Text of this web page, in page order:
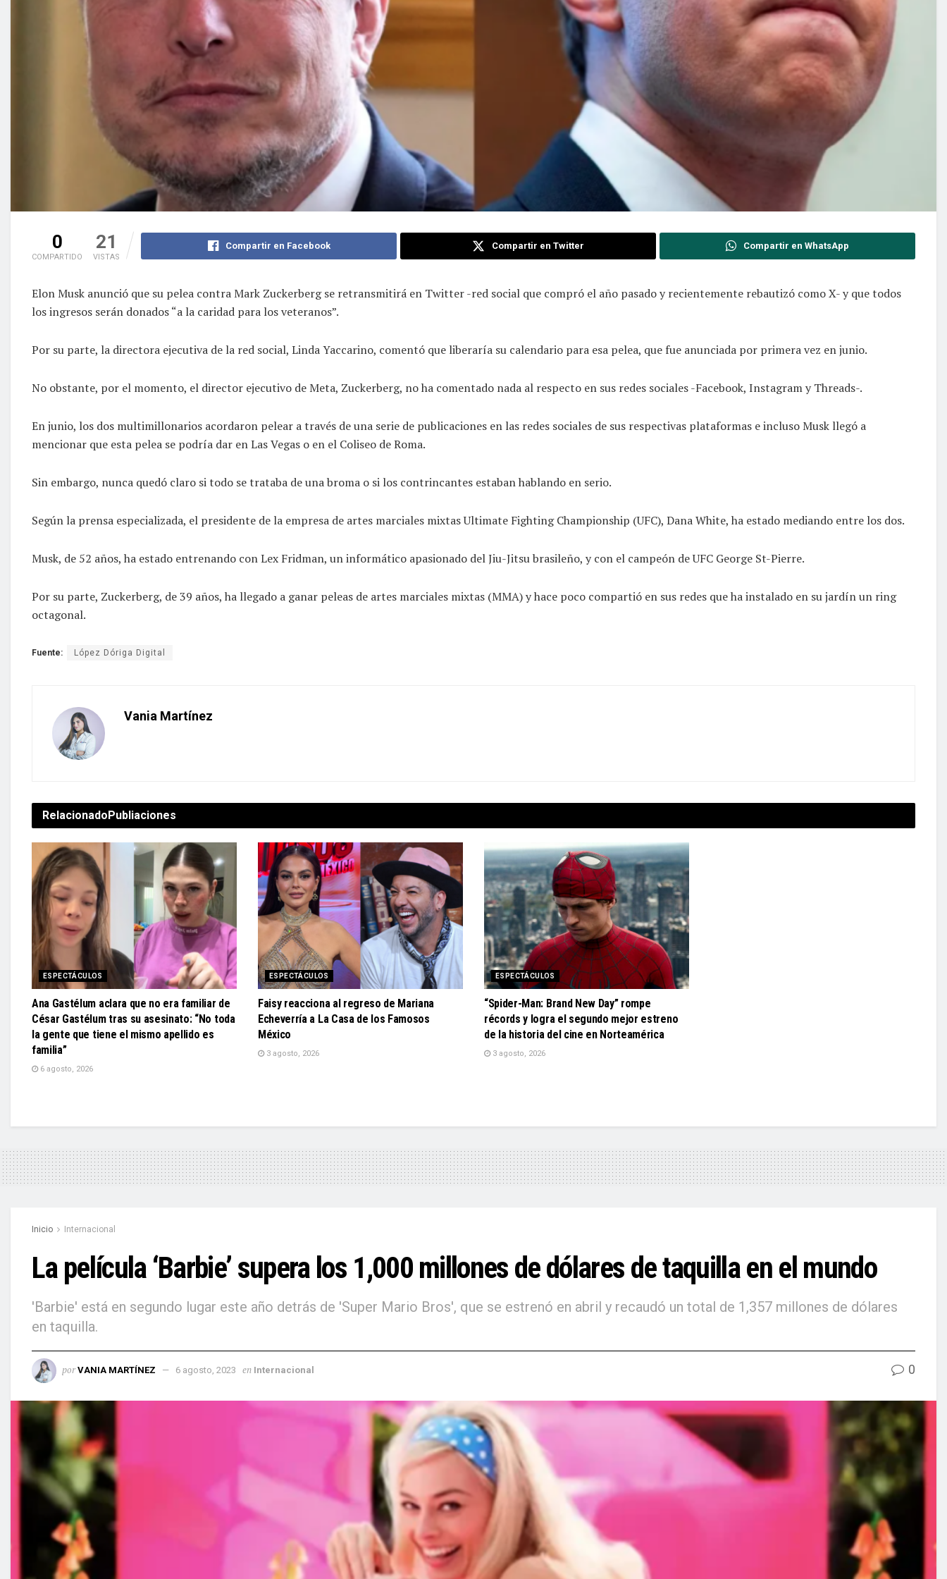
0
COMPARTIDO
21
VISTAS
Compartir en Facebook Compartir en Twitter Compartir en WhatsApp
Elon Musk anunció que su pelea contra Mark Zuckerberg se retransmitirá en Twitter -red social que compró el año pasado y recientemente rebautizó como X- y que todos
los ingresos serán donados “a la caridad para los veteranos”.
Por su parte, la directora ejecutiva de la red social, Linda Yaccarino, comentó que liberaría su calendario para esa pelea, que fue anunciada por primera vez en junio.
No obstante, por el momento, el director ejecutivo de Meta, Zuckerberg, no ha comentado nada al respecto en sus redes sociales -Facebook, Instagram y Threads-.
En junio, los dos multimillonarios acordaron pelear a través de una serie de publicaciones en las redes sociales de sus respectivas plataformas e incluso Musk llegó a
mencionar que esta pelea se podría dar en Las Vegas o en el Coliseo de Roma.
Sin embargo, nunca quedó claro si todo se trataba de una broma o si los contrincantes estaban hablando en serio.
Según la prensa especializada, el presidente de la empresa de artes marciales mixtas Ultimate Fighting Championship (UFC), Dana White, ha estado mediando entre los dos.
Musk, de 52 años, ha estado entrenando con Lex Fridman, un informático apasionado del Jiu-Jitsu brasileño, y con el campeón de UFC George St-Pierre.
Por su parte, Zuckerberg, de 39 años, ha llegado a ganar peleas de artes marciales mixtas (MMA) y hace poco compartió en sus redes que ha instalado en su jardín un ring
octagonal.
Fuente: López Dóriga Digital
Vania Martínez
RelacionadoPubliaciones
ESPECTÁCULOS
Ana Gastélum aclara que no era familiar de
César Gastélum tras su asesinato: “No toda
la gente que tiene el mismo apellido es
familia”
6 agosto, 2026
ESPECTÁCULOS
Faisy reacciona al regreso de Mariana
Echeverría a La Casa de los Famosos
México
3 agosto, 2026
ESPECTÁCULOS
“Spider-Man: Brand New Day” rompe
récords y logra el segundo mejor estreno
de la historia del cine en Norteamérica
3 agosto, 2026
Inicio Internacional
La película ‘Barbie’ supera los 1,000 millones de dólares de taquilla en el mundo
'Barbie' está en segundo lugar este año detrás de 'Super Mario Bros', que se estrenó en abril y recaudó un total de 1,357 millones de dólares
en taquilla.
por VANIA MARTÍNEZ 6 agosto, 2023 en Internacional 0